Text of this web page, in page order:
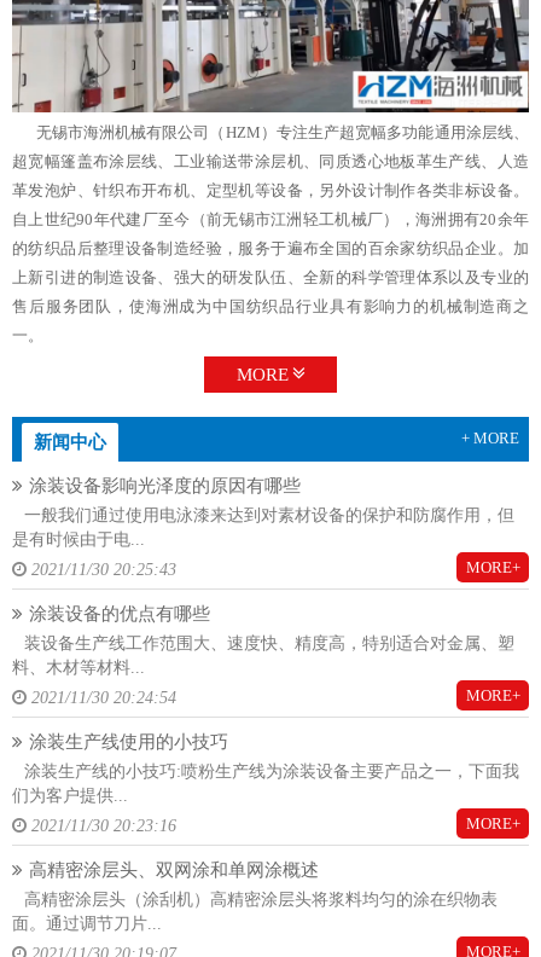
无锡市海洲机械有限公司（HZM）专注生产超宽幅多功能通用涂层线、
超宽幅篷盖布涂层线、工业输送带涂层机、同质透心地板革生产线、人造
革发泡炉、针织布开布机、定型机等设备，另外设计制作各类非标设备。
自上世纪90年代建厂至今（前无锡市江洲轻工机械厂），海洲拥有20余年
的纺织品后整理设备制造经验，服务于遍布全国的百余家纺织品企业。加
上新引进的制造设备、强大的研发队伍、全新的科学管理体系以及专业的
售后服务团队，使海洲成为中国纺织品行业具有影响力的机械制造商之
一。
MORE
新闻中心 + MORE
涂装设备影响光泽度的原因有哪些
一般我们通过使用电泳漆来达到对素材设备的保护和防腐作用，但
是有时候由于电...
2021/11/30 20:25:43
MORE+
涂装设备的优点有哪些
装设备生产线工作范围大、速度快、精度高，特别适合对金属、塑
料、木材等材料...
2021/11/30 20:24:54
MORE+
涂装生产线使用的小技巧
涂装生产线的小技巧:喷粉生产线为涂装设备主要产品之一，下面我
们为客户提供...
2021/11/30 20:23:16
MORE+
高精密涂层头、双网涂和单网涂概述
高精密涂层头（涂刮机）高精密涂层头将浆料均匀的涂在织物表
面。通过调节刀片...
MORE+